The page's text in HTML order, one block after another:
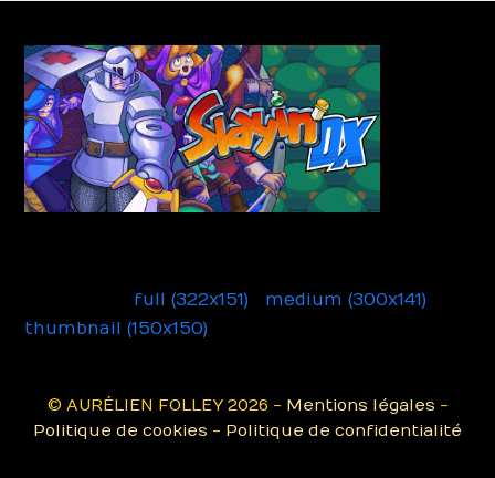
full (322x151) medium (300x141)
thumbnail (150x150)
© AURÉLIEN FOLLEY 2026 - Mentions légales -
Politique de cookies - Politique de confidentialité